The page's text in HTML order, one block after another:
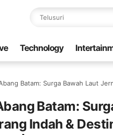
Technology
Bawah Laut Jernih dengan Terumbu Karang Indah &
Batam:
Indah &